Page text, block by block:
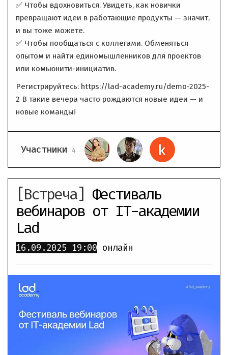
✅ Чтобы вдохновиться. Увидеть, как новички
превращают идеи в работающие продукты — значит,
и вы тоже можете.
✅ Чтобы пообщаться с коллегами. Обменяться
опытом и найти единомышленников для проектов
или комьюнити-инициатив.
Регистрируйтесь: https://lad-academy.ru/demo-2025-
2 В такие вечера часто рождаются новые идеи — и
новые команды!
Участники 4
[Встреча]
Фестиваль
вебинаров от IT-академии
Lad
16.09.2025 19:00 онлайн